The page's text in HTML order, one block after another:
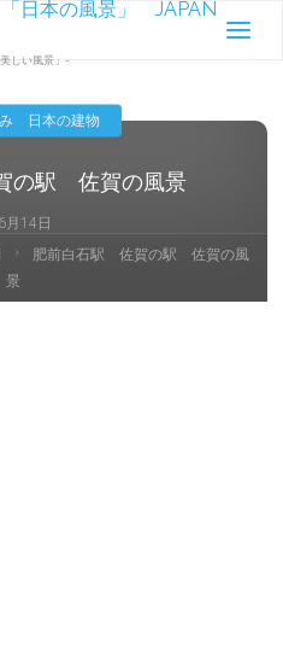
日本の風景」 JAPAN
しい風景」-
の駅 佐賀の風景
月14日
み 日本の建物
肥前白石駅 佐賀の駅 佐賀の風
景